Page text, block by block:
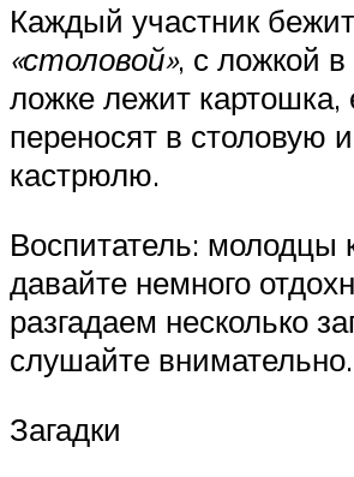
Каждый участник
«столовой», с ложкой в
ложке лежит картошка,
переносят в столовую
кастрюлю.
Воспитатель: молодцы
давайте немного
разгадаем несколько
слушайте внимательно.
Загадки